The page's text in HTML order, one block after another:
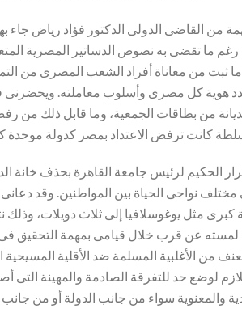
من القاضى الدولى الدكتور فؤاد رياض
رغم ما تقضى به نصوص الدساتير المصرية
ثبت من معاناة أفراد الشعب المصرى من
هوية كل مصرى وأسلوب معاملته. ويحضرنى
من بطاقات الجمعية، وما قابل ذلك
الحكيم لرئيس جامعة القاهرة بحذف خانة
مختلف نواحى الحياة بين المواطنين. وقد
يوغوسلافيا إلى ثلاث دويلات، وذلك نتيجة
لمسته عن قرب خلال قيامى بمهمة التحقيق
من الأغلبية المسلمة ضد الأقلية
لوضع حد للتفرقة الصادمة والمهينة
والمعنوية سواء من جانب الدولة أو من